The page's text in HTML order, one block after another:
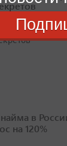
найма в
на 120%